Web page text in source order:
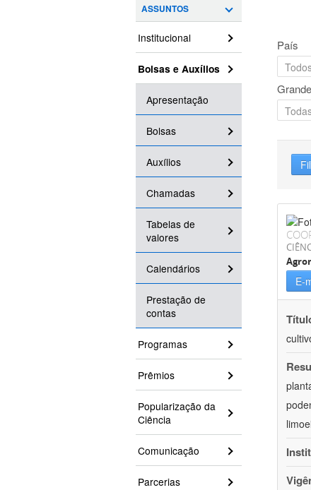
ASSUNTOS
Institucional
Bolsas e Auxílios
Apresentação
Bolsas
Auxílios
Chamadas
Tabelas de
valores
Calendários
Prestação de
contas
Programas
Prêmios
Popularização da
Ciência
Comunicação
Parcerias
País
E-